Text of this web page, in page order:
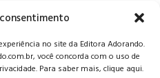
no site da Editora Adorando.
você concorda com o uso de
Para saber mais, clique aqui.
os direitos reservados.
de privacidade.